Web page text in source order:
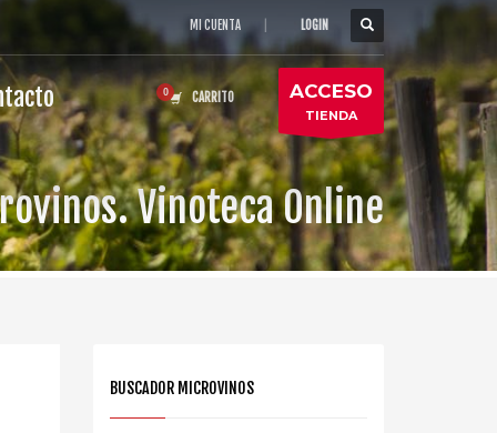
MI CUENTA LOGIN
CARRITO ACCESO
TIENDA
Vinoteca Online
BUSCADOR MICROVINOS